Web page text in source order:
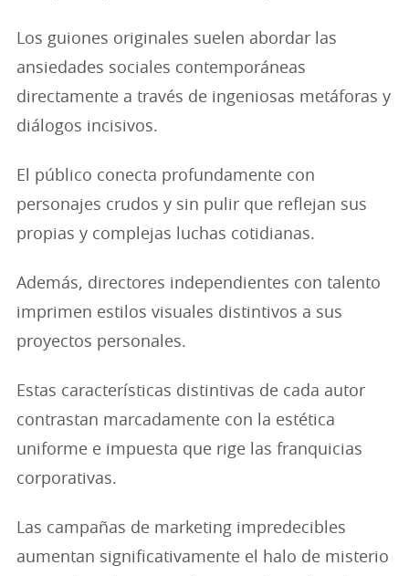
Los guiones originales suelen abordar las
ansiedades sociales contemporáneas
directamente a través de ingeniosas metáforas y
diálogos incisivos.
El público conecta profundamente con
personajes crudos y sin pulir que reflejan sus
propias y complejas luchas cotidianas.
Además, directores independientes con talento
imprimen estilos visuales distintivos a sus
proyectos personales.
Estas características distintivas de cada autor
contrastan marcadamente con la estética
uniforme e impuesta que rige las franquicias
corporativas.
Las campañas de marketing impredecibles
aumentan significativamente el halo de misterio